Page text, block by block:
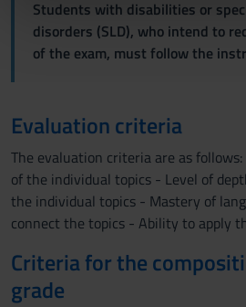
nostri partner che si occupano di
pubblicità e social media, i quali
con altre informazioni che hai
Students with disabilities or
disorders (SLD), who intend to
of the exam, must follow the
Evaluation criteria
The evaluation criteria are as
of the individual topics - Level of
the individual topics - Mastery of
connect the topics - Ability to apply
Criteria for the
grade